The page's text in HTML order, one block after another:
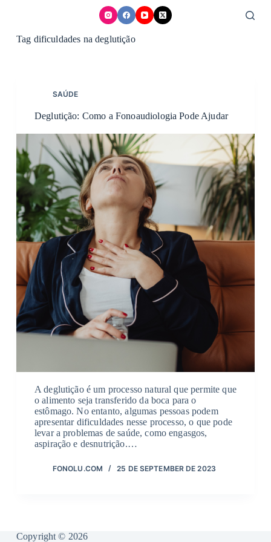
Tag dificuldades na deglutição
SAÚDE
Deglutição: Como a Fonoaudiologia Pode Ajudar
A deglutição é um processo natural que permite que
o alimento seja transferido da boca para o
estômago. No entanto, algumas pessoas podem
apresentar dificuldades nesse processo, o que pode
levar a problemas de saúde, como engasgos,
aspiração e desnutrição.…
FONOLU.COM 25 DE SEPTEMBER DE 2023
Copyright © 2026